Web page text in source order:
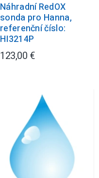
Náhradní RedOX
sonda pro Hanna,
referenční číslo:
HI3214P
123,00 €